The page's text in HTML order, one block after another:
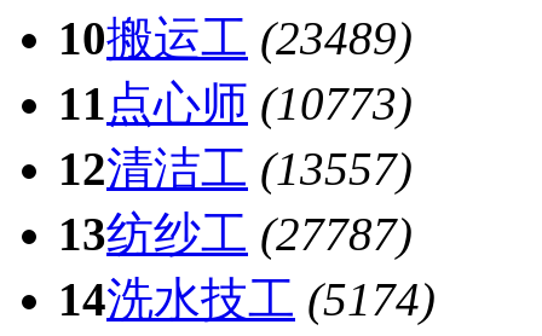
10搬运工 (23489)
11 点心师 (10773)
12清洁工 (13557)
13纺纱工 (27787)
14洗水技工 (5174)